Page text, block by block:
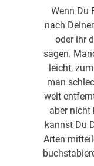
Wenn Du
nach
oder ihr
sagen.
leicht,
man
weit
aber nicht
kannst Du
Arten